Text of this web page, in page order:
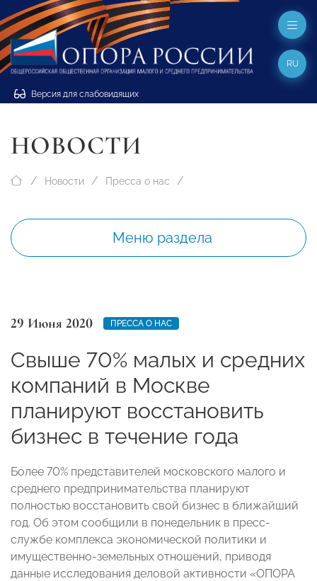
Версия для слабовидящих
RU
НОВОСТИ
Новости Пресса о нас
Меню раздела
29 Июня 2020 ПРЕССА О НАС
Свыше 70% малых и средних
компаний в Москве
планируют восстановить
бизнес в течение года
Более 70% представителей московского малого и
среднего предпринимательства планируют
полностью восстановить свой бизнес в ближайший
год. Об этом сообщили в понедельник в пресс-
службе комплекса экономической политики и
имущественно-земельных отношений, приводя
данные исследования деловой активности «ОПОРА